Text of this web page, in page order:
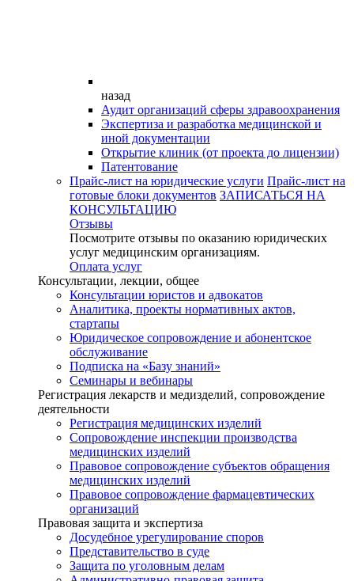
назад
Аудит организаций сферы здравоохранения
Экспертиза и разработка медицинской и
иной документации
Открытие клиник (от проекта до лицензии)
Патентование
Прайс-лист на юридические услуги Прайс-лист на
готовые блоки документов ЗАПИСАТЬСЯ НА
КОНСУЛЬТАЦИЮ
Отзывы
Посмотрите отзывы по оказанию юридических
услуг медицинским организациям.
Оплата услуг
Консультации, лекции, общее
Консультации юристов и адвокатов
Аналитика, проекты нормативных актов,
стартапы
Юридическое сопровождение и абонентское
обслуживание
Подписка на «Базу знаний»
Семинары и вебинары
Регистрация лекарств и медизделий, сопровождение
деятельности
Регистрация медицинских изделий
Сопровождение инспекции производства
медицинских изделий
Правовое сопровождение субъектов обращения
медицинских изделий
Правовое сопровождение фармацевтических
организаций
Правовая защита и экспертиза
Досудебное урегулирование споров
Представительство в суде
Защита по уголовным делам